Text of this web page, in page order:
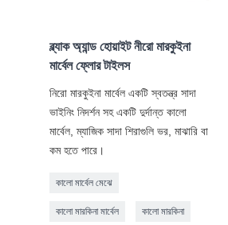
ব্ল্যাক অ্যান্ড হোয়াইট নীরো মারকুইনা
মার্বেল ফ্লোর টাইলস
নিরো মারকুইনা মার্বেল একটি স্বতন্ত্র সাদা
ভাইনিং নিদর্শন সহ একটি দুর্দান্ত কালো
মার্বেল, ম্যাজিক সাদা শিরাগুলি ভর, মাঝারি বা
কম হতে পারে।
কালো মার্বেল মেঝে
কালো মারকিনা মার্বেল
কালো মারকিনা